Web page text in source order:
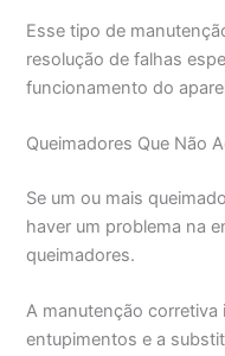
Esse tipo de
resolução de falhas
funcionamento do
Queimadores Que Não
Se um ou mais
haver um problema na
queimadores.
A manutenção corretiva
entupimentos e a